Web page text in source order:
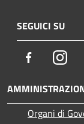
SEGUICI SU
Facebook
Organi di